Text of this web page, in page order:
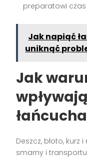
preparatowi czas
Jak napiąć
uniknąć
Jak
Deszcz, błoto,
smarny i